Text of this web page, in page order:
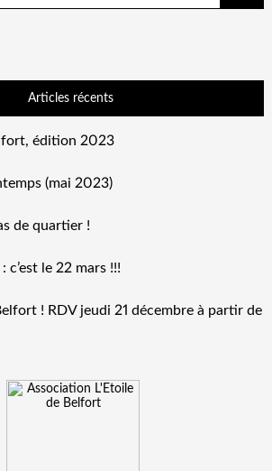
Articles récents
édition 2023
(mai 2023)
de quartier !
le 22 mars !!!
! RDV jeudi 21 décembre à partir de